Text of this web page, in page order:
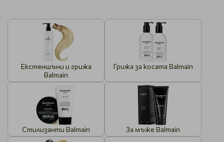
Екстеншъни и грижа
Balmain
Грижа за косата Balmain
Стилизанти Balmain За мъже Balmain